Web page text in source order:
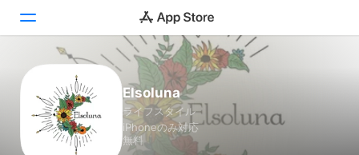
Today
ゲーム
アプリ
Elsoluna
ライフスタイル
iPhoneのみ対応
無料